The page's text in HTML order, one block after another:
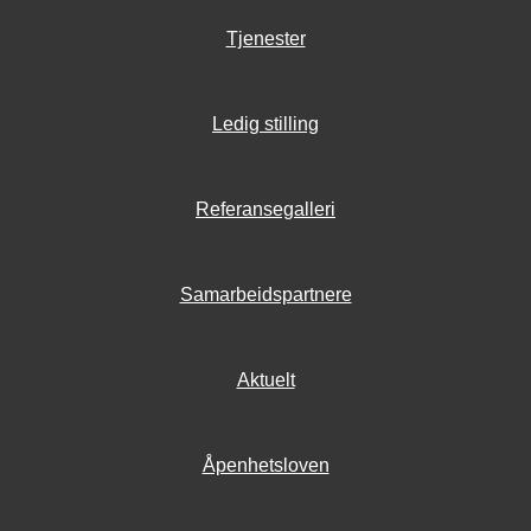
Tjenester
Ledig stilling
Referansegalleri
Samarbeidspartnere
Aktuelt
Åpenhetsloven